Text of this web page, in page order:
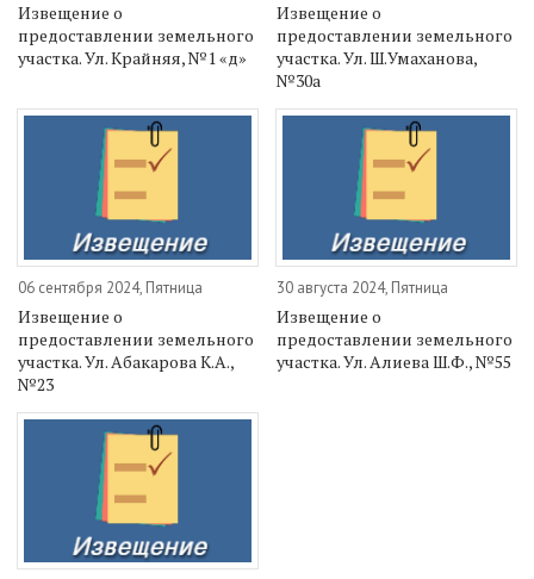
Извещение о
предоставлении земельного
участка. Ул. Крайняя, №1 «д»
Извещение о
предоставлении земельного
участка. Ул. Ш.Умаханова,
№30а
06 сентября 2024, Пятница
Извещение о
предоставлении земельного
участка. Ул. Абакарова К.А.,
№23
30 августа 2024, Пятница
Извещение о
предоставлении земельного
участка. Ул. Алиева Ш.Ф., №55